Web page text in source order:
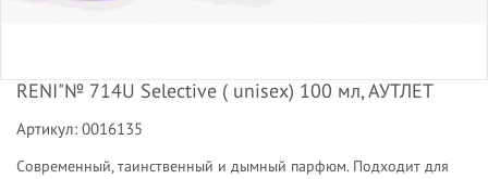
RENI"№ 714U Selective ( unisex) 100 мл, АУТЛЕТ
Артикул: 0016135
Современный, таинственный и дымный парфюм. Подходит для